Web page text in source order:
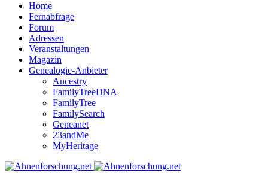
Home
Fernabfrage
Forum
Adressen
Veranstaltungen
Magazin
Genealogie-Anbieter
Ancestry
FamilyTreeDNA
FamilyTree
FamilySearch
Geneanet
23andMe
MyHeritage